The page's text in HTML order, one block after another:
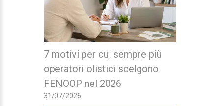
7 motivi per cui sempre più
operatori olistici scelgono
FENOOP nel 2026
31/07/2026